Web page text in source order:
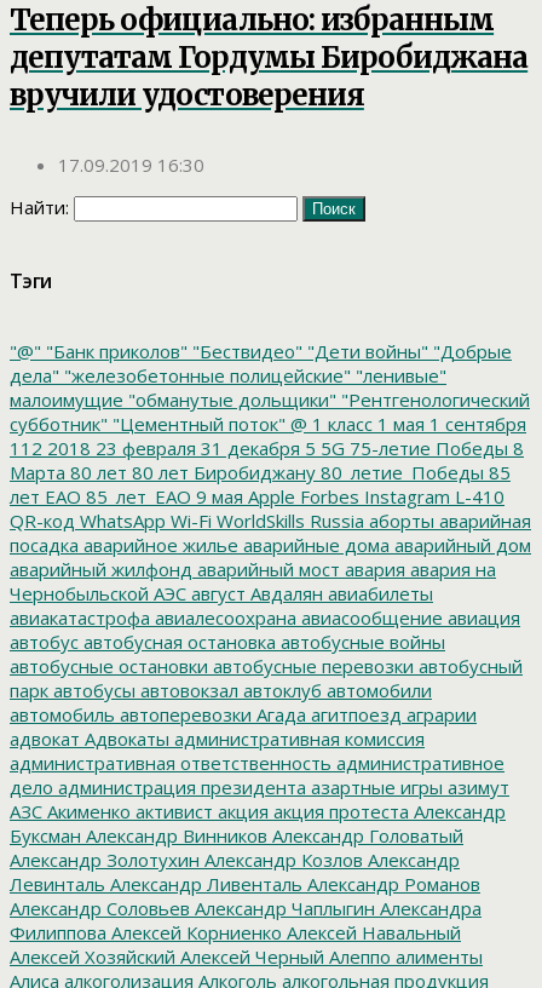
Теперь официально: избранным
депутатам Гордумы Биробиджана
вручили удостоверения
17.09.2019 16:30
Найти:
Тэги
"@" "Банк приколов" "Бествидео" "Дети войны" "Добрые
дела" "железобетонные полицейские" "ленивые"
малоимущие "обманутые дольщики" "Рентгенологический
субботник" "Цементный поток" @ 1 класс 1 мая 1 сентября
112 2018 23 февраля 31 декабря 5 5G 75-летие Победы 8
Марта 80 лет 80 лет Биробиджану 80_летие_Победы 85
лет ЕАО 85_лет_ЕАО 9 мая Apple Forbes Instagram L-410
QR-код WhatsApp Wi-Fi WorldSkills Russia аборты аварийная
посадка аварийное жилье аварийные дома аварийный дом
аварийный жилфонд аварийный мост авария авария на
Чернобыльской АЭС август Авдалян авиабилеты
авиакатастрофа авиалесоохрана авиасообщение авиация
автобус автобусная остановка автобусные войны
автобусные остановки автобусные перевозки автобусный
парк автобусы автовокзал автоклуб автомобили
автомобиль автоперевозки Агада агитпоезд аграрии
адвокат Адвокаты административная комиссия
административная ответственность административное
дело администрация президента азартные игры азимут
АЗС Акименко активист акция акция протеста Александр
Буксман Александр Винников Александр Головатый
Александр Золотухин Александр Козлов Александр
Левинталь Александр Ливенталь Александр Романов
Александр Соловьев Александр Чаплыгин Александра
Филиппова Алексей Корниенко Алексей Навальный
Алексей Хозяйский Алексей Черный Алеппо алименты
Алиса алкоголизация Алкоголь алкогольная продукция